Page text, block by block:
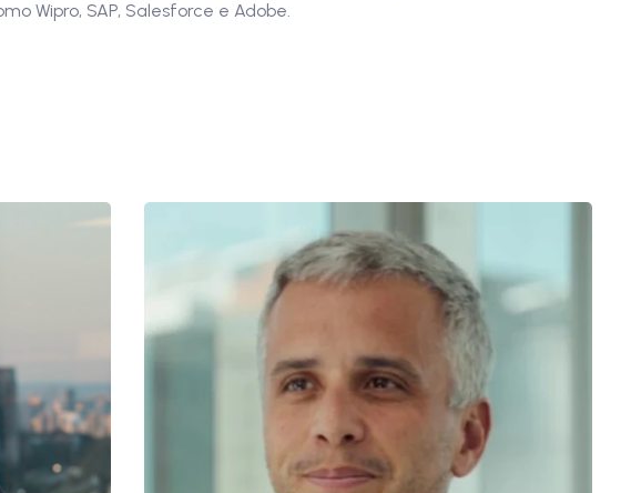
Wipro, SAP, Salesforce e Adobe.